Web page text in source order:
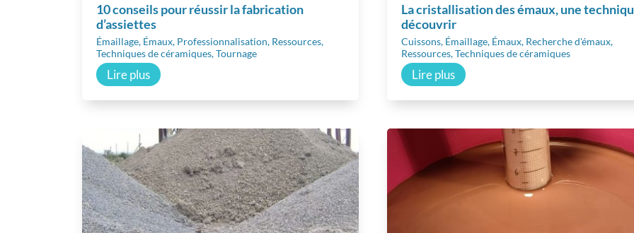
10 conseils pour réussir la fabrication
d’assiettes
Émaillage, Émaux, Professionnalisation, Ressources,
Techniques de céramiques,Tournage
Lire plus
La cristallisation des émaux, une
découvrir
Cuissons, Émaillage, Émaux, Recherche d'émaux,
Ressources,Techniques de céramiques
Lire plus